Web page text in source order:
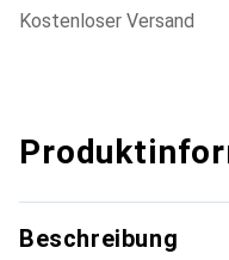
kostenloser Versand
Beschreibung